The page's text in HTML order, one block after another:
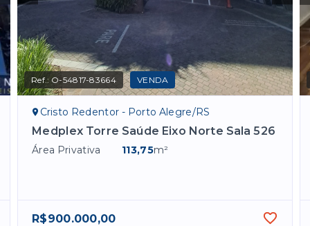
Ref.: O-54817-83664 VENDA
Cristo Redentor - Porto Alegre/RS
Medplex Torre Saúde Eixo Norte Sala 526
Área Privativa 113,75m²
R$900.000,00